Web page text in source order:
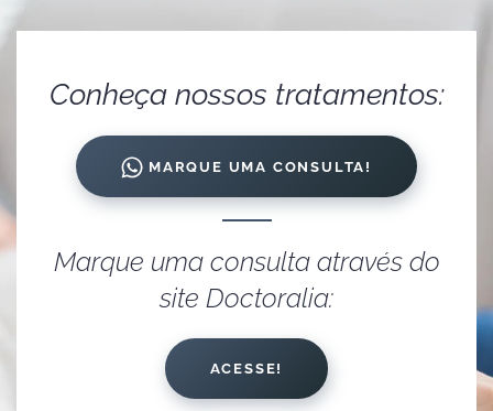
Conheça nossos tratamentos:
MARQUE UMA CONSULTA!
Marque uma consulta através do
site Doctoralia:
ACESSE!